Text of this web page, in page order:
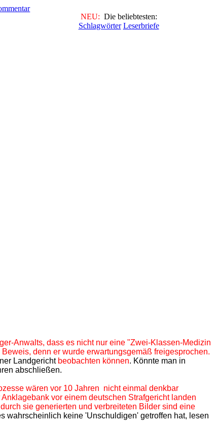
NEU: Die beliebtesten:
Schlagwörter Leserbriefe
Anwalts, dass es nicht nur eine "Zwei-Klassen-Medizin
denn er wurde erwartungsgemäß freigesprochen.
Landgericht beobachten können. Könnte man in
abschließen.
wären vor 10 Jahren nicht einmal denkbar
vor einem deutschen Strafgericht landen
sie generierten und verbreiteten Bilder sind eine
wahrscheinlich keine 'Unschuldigen' getroffen hat, lesen